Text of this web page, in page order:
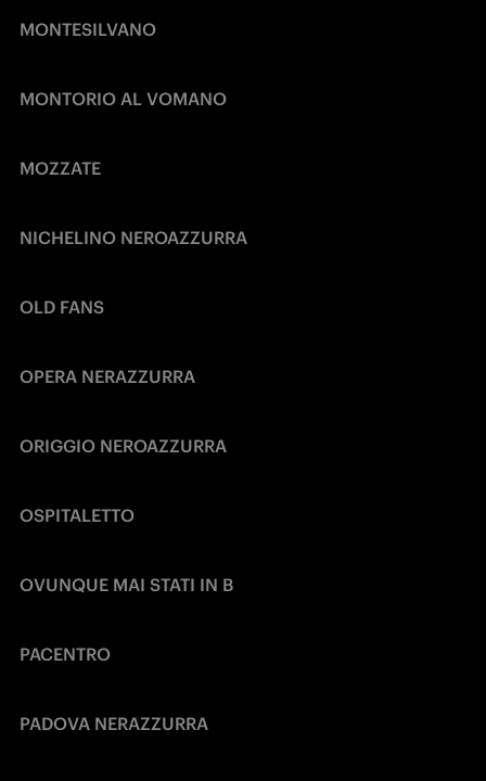
MONTESILVANO
MONTORIO AL VOMANO
MOZZATE
NICHELINO NEROAZZURRA
OLD FANS
OPERA NERAZZURRA
ORIGGIO NEROAZZURRA
OSPITALETTO
OVUNQUE MAI STATI IN B
PACENTRO
PADOVA NERAZZURRA